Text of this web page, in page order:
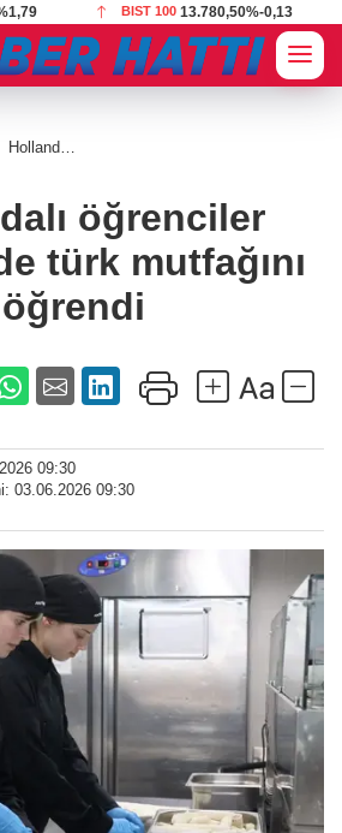
BIST 100 13.780,50%-0,13
Hollandalı
türk
mutfağını
öğrenciler
türk mutfağını
öğrendi
09:30
03.06.2026 09:30